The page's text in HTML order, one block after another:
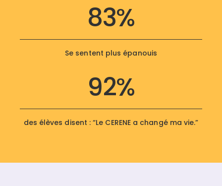
83%
Se sentent plus épanouis
92%
des élèves disent : “Le CERENE a changé ma vie.”